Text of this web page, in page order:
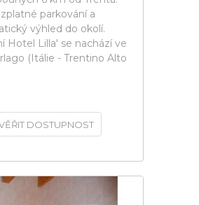
parkování a
výhled do okolí.
Hotel Lilla' se nachází ve
(Itálie - Trentino Alto
DOSTUPNOST